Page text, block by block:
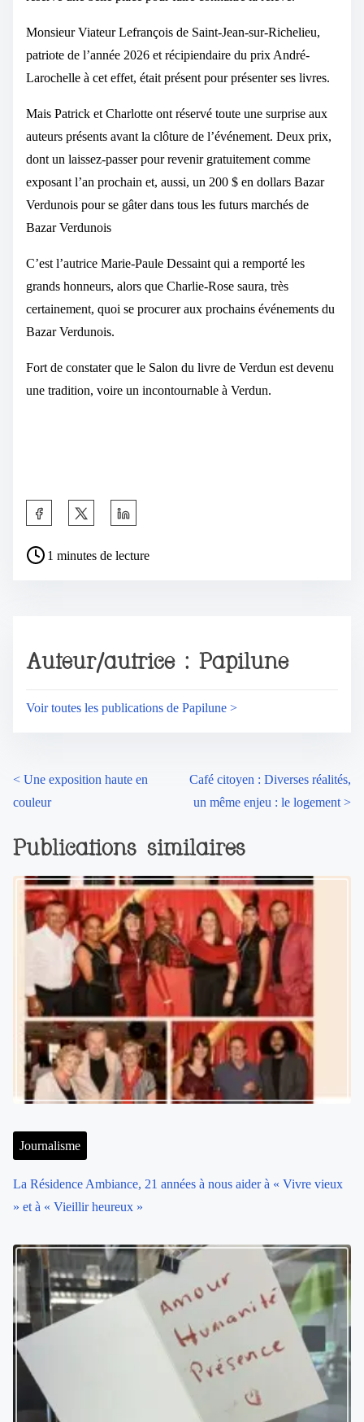
Monsieur Viateur Lefrançois de Saint-Jean-sur-Richelieu,
patriote de l’année 2026 et récipiendaire du prix André-
Larochelle à cet effet, était présent pour présenter ses livres.
Mais Patrick et Charlotte ont réservé toute une surprise aux
auteurs présents avant la clôture de l’événement. Deux prix,
dont un laissez-passer pour revenir gratuitement comme
exposant l’an prochain et, aussi, un 200 $ en dollars Bazar
Verdunois pour se gâter dans tous les futurs marchés de
Bazar Verdunois
C’est l’autrice Marie-Paule Dessaint qui a remporté les
grands honneurs, alors que Charlie-Rose saura, très
certainement, quoi se procurer aux prochains événements du
Bazar Verdunois.
Fort de constater que le Salon du livre de Verdun est devenu
une tradition, voire un incontournable à Verdun.
1 minutes de lecture
Auteur/autrice : Papilune
Voir toutes les publications de Papilune >
< Une exposition haute en
couleur
Café citoyen : Diverses réalités,
un même enjeu : le logement >
Publications similaires
Journalisme
La Résidence Ambiance, 21 années à nous aider à « Vivre vieux
» et à « Vieillir heureux »